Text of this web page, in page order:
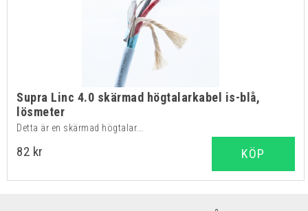
Supra Linc 4.0 skärmad högtalarkabel is-blå,
lösmeter
Detta är en skärmad högtalar...
82 kr KÖP